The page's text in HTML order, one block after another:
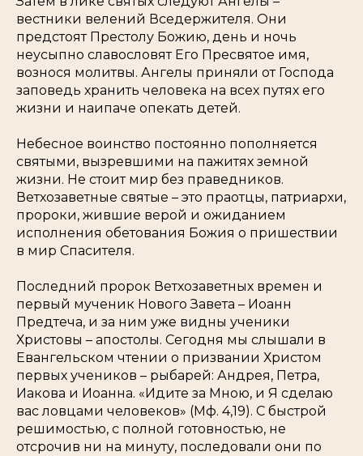
вестники велений Вседержителя. Они
предстоят Престолу Божию, день и ночь
неусыпно славословят Его Пресвятое имя,
вознося молитвы. Ангелы приняли от Господа
заповедь хранить человека на всех путях его
жизни и наипаче опекать детей.
Небесное воинство постоянно пополняется
святыми, вызревшими на пажитях земной
жизни. Не стоит мир без праведников.
Ветхозаветные святые – это праотцы, патриархи,
пророки, жившие верой и ожиданием
исполнения обетования Божия о пришествии
в мир Спасителя.
Последний пророк Ветхозаветных времен и
первый мученик Нового Завета – Иоанн
Предтеча, и за ним уже видны ученики
Христовы – апостолы. Сегодня мы слышали в
Евангельском чтении о призвании Христом
первых учеников – рыбарей: Андрея, Петра,
Иакова и Иоанна. «Идите за Мною, и Я сделаю
вас ловцами человеков» (Мф. 4,19). С быстрой
решимостью, с полной готовностью, не
отсрочив ни на минуту, последовали они по